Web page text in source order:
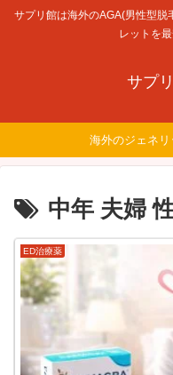
サプリ館は海外のAGA(男性型
レットを
サプ
海外のジェネリ
中年 夫婦
ED治療薬